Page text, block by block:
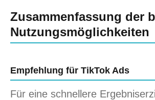
Zusammenfassung der
Nutzungsmöglichkeiten
Empfehlung für TikTok Ads
Für eine schnellere